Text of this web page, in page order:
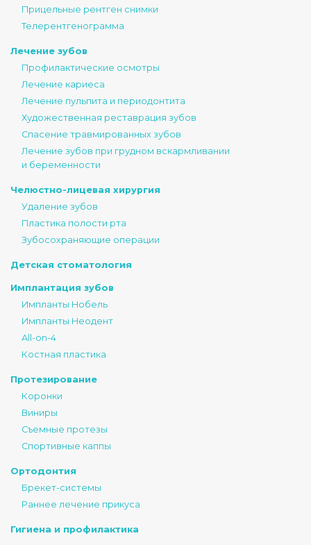
Прицельные рентген снимки
Телерентгенограмма
Лечение зубов
Профилактические осмотры
Лечение кариеса
Лечение пульпита и периодонтита
Художественная реставрация зубов
Спасение травмированных зубов
Лечение зубов при грудном вскармливании
и беременности
Челюстно-лицевая хирургия
Удаление зубов
Пластика полости рта
Зубосохраняющие операции
Детская стоматология
Имплантация зубов
Импланты Нобель
Импланты Неодент
All-on-4
Костная пластика
Протезирование
Коронки
Виниры
Съемные протезы
Спортивные каппы
Ортодонтия
Брекет-системы
Раннее лечение прикуса
Гигиена и профилактика